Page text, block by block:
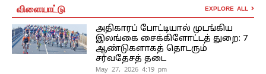
விளையாட்டு EXPLORE ALL
அதிகாரப் போட்டியால் முடங்கிய
இலங்கை சைக்கிளோட்டத் துறை: 7
ஆண்டுகளாகத் தொடரும்
சர்வதேசத் தடை
May 27, 2026 4:19 pm